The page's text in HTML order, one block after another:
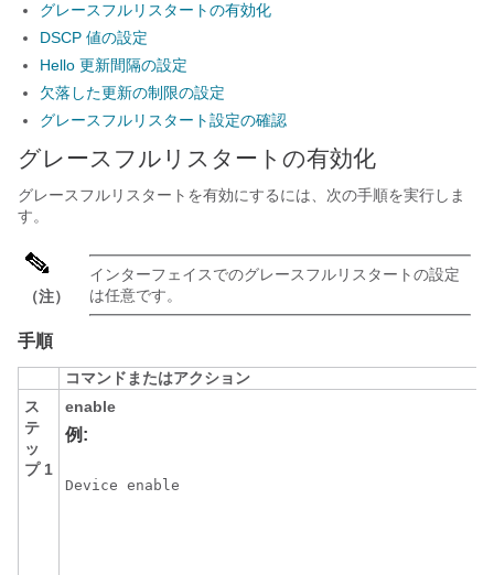
グレースフルリスタートの有効化
DSCP 値の設定
Hello 更新間隔の設定
欠落した更新の制限の設定
グレースフルリスタート設定の確認
グレースフルリスタートの有効化
グレースフルリスタートを有効にするには、次の手順を実行しま
す。
（注）
インターフェイスでのグレースフルリスタートの設定
は任意です。
手順
コマンドまたはアクション
ス
テ
ッ
プ 1
enable
例:
Device enable